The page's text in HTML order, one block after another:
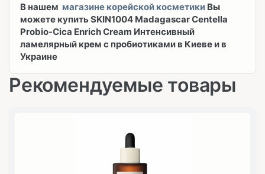
В нашем магазине корейской косметики Вы
можете купить SKIN1004 Madagascar Centella
Probio-Cica Enrich Cream Интенсивный
ламелярный крем с пробиотиками в Киеве и в
Украине
Рекомендуемые товары